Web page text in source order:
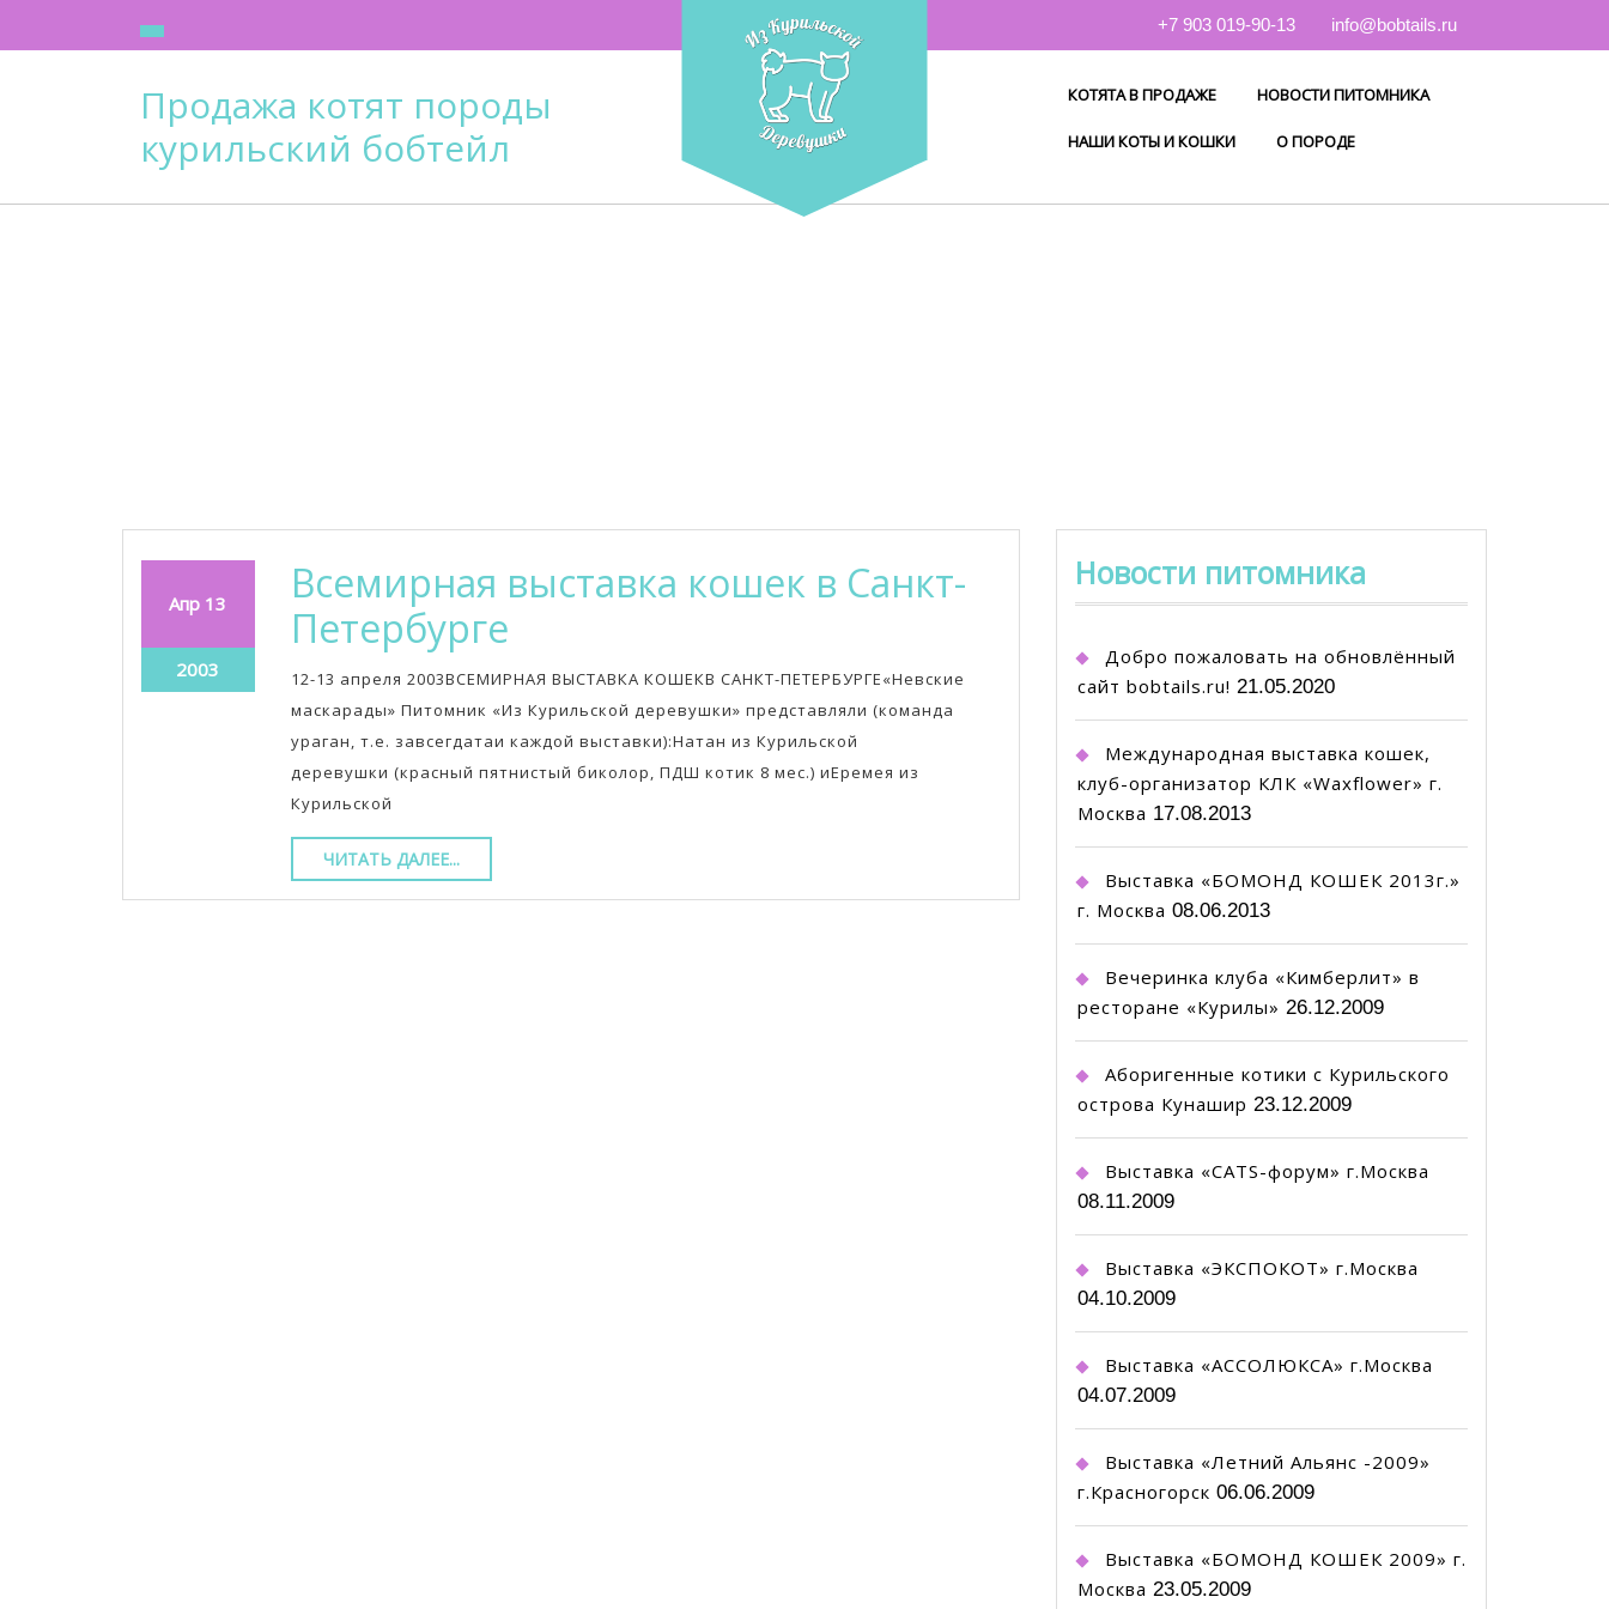
+7 903 019-90-13 info@bobtails.ru
Продажа котят породы
курильский бобтейл
КОТЯТА В ПРОДАЖЕ НОВОСТИ ПИТОМНИКА
НАШИ КОТЫ И КОШКИ О ПОРОДЕ
Апр13.04.2003
13 13.04.2003
2003 13.04.2003
Всемирная выставка кошек в Санкт-
ПетербургеВсемирная
выставка
кошек
в
12-13 апреля 2003ВСЕМИРНАЯ ВЫСТАВКА КОШЕКВ САНКТ-ПЕТЕРБУРГЕ«Невские
маскарады» Питомник «Из Курильской деревушки» представляли (команда
ураган, т.е. завсегдатаи каждой выставки):Натан из Курильской
деревушки (красный пятнистый биколор, ПДШ котик 8 мес.) иЕремея из
Курильской
ЧИТАТЬ ДАЛЕЕ...ЧИТАТЬ
ДАЛЕЕ...
Новости питомника
Добро пожаловать на обновлённый
сайт bobtails.ru! 21.05.2020
Международная выставка кошек,
клуб-организатор КЛК «Waxflower» г.
Москва 17.08.2013
Выставка «БОМОНД КОШЕК 2013г.»
г. Москва 08.06.2013
Вечеринка клуба «Кимберлит» в
ресторане «Курилы» 26.12.2009
Аборигенные котики с Курильского
острова Кунашир 23.12.2009
Выставка «CATS-форум» г.Москва
08.11.2009
Выставка «ЭКСПОКОТ» г.Москва
04.10.2009
Выставка «АССОЛЮКСА» г.Москва
04.07.2009
Выставка «Летний Альянс -2009»
г.Красногорск 06.06.2009
Выставка «БОМОНД КОШЕК 2009» г.
Москва 23.05.2009